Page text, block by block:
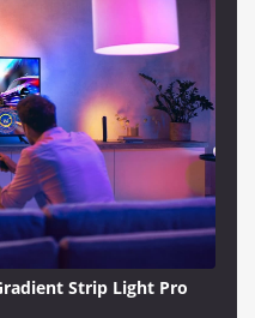
Strip Light Pro